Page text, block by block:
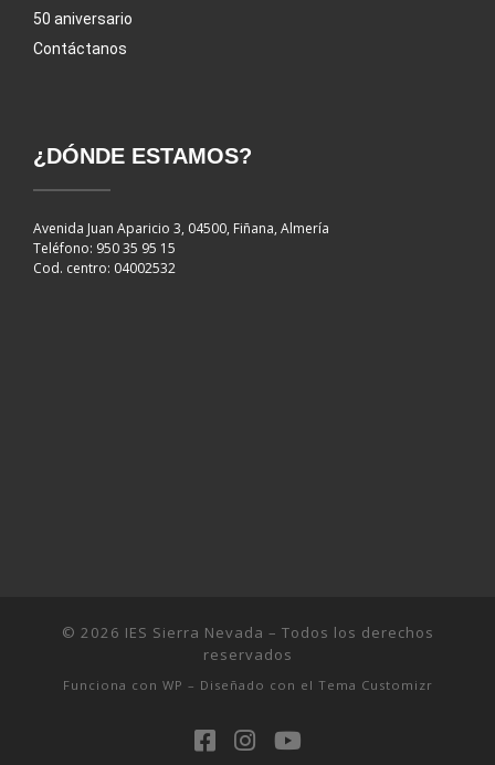
50 aniversario
Contáctanos
¿DÓNDE ESTAMOS?
Avenida Juan Aparicio 3, 04500, Fiñana, Almería
Teléfono: 950 35 95 15
Cod. centro: 04002532
© 2026 IES Sierra Nevada – Todos los derechos
reservados
Funciona con WP – Diseñado con el Tema Customizr